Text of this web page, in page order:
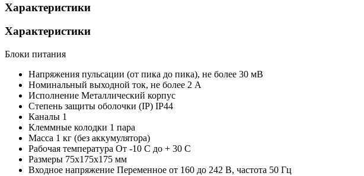
Характеристики
Характеристики
Блоки питания
Напряжения пульсации (от пика до пика), не более 30 мВ
Номинальный выходной ток, не более 2 А
Исполнение Металлический корпус
Степень защиты оболочки (IP) IP44
Каналы 1
Клеммные колодки 1 пара
Масса 1 кг (без аккумулятора)
Рабочая температура От -10 С до + 30 С
Размеры 75х175х175 мм
Входное напряжение Переменное от 160 до 242 В, частота 50 Гц